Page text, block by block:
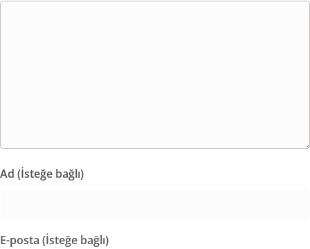
Ad (İsteğe bağlı)
E-posta (İsteğe bağlı)